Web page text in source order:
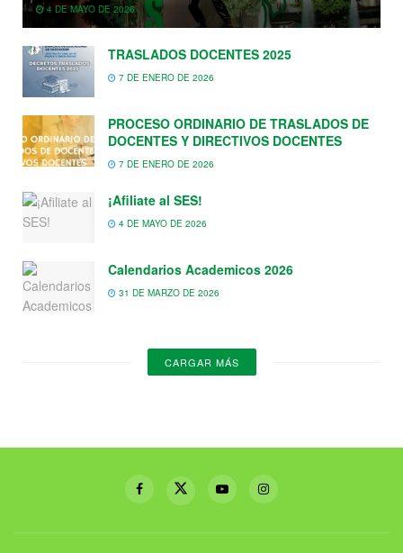
4 DE MAYO DE 2026
TRASLADOS DOCENTES 2025
7 DE ENERO DE 2026
PROCESO ORDINARIO DE TRASLADOS DE
DOCENTES Y DIRECTIVOS DOCENTES
7 DE ENERO DE 2026
¡Afiliate al SES!
4 DE MAYO DE 2026
Calendarios Academicos 2026
31 DE MARZO DE 2026
CARGAR MÁS